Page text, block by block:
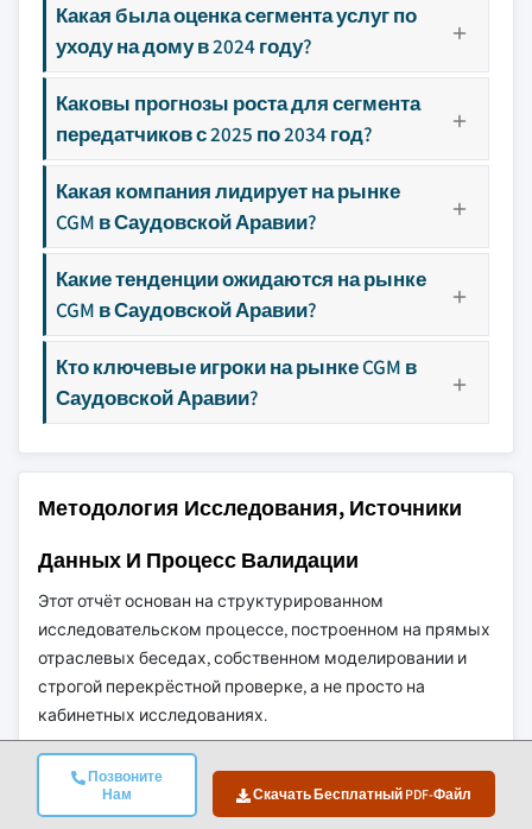
Позвоните
Нам
Скачать Бесплатный PDF-Файл
Какая была оценка сегмента услуг по
уходу на дому в 2024 году?
Каковы прогнозы роста для сегмента
передатчиков с 2025 по 2034 год?
Какая компания лидирует на рынке
CGM в Саудовской Аравии?
Какие тенденции ожидаются на рынке
CGM в Саудовской Аравии?
Кто ключевые игроки на рынке CGM в
Саудовской Аравии?
Методология Исследования, Источники
Данных И Процесс Валидации
Этот отчёт основан на структурированном
исследовательском процессе, построенном на прямых
отраслевых беседах, собственном моделировании и
строгой перекрёстной проверке, а не просто на
кабинетных исследованиях.
Наш 6-Этапный Процесс Исследования